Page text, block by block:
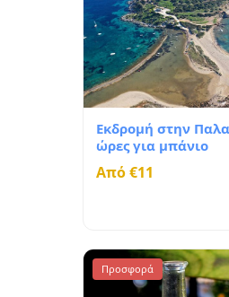
Εκδρομή στην
ώρες για μπάνιο
Από €11
Προσφορά